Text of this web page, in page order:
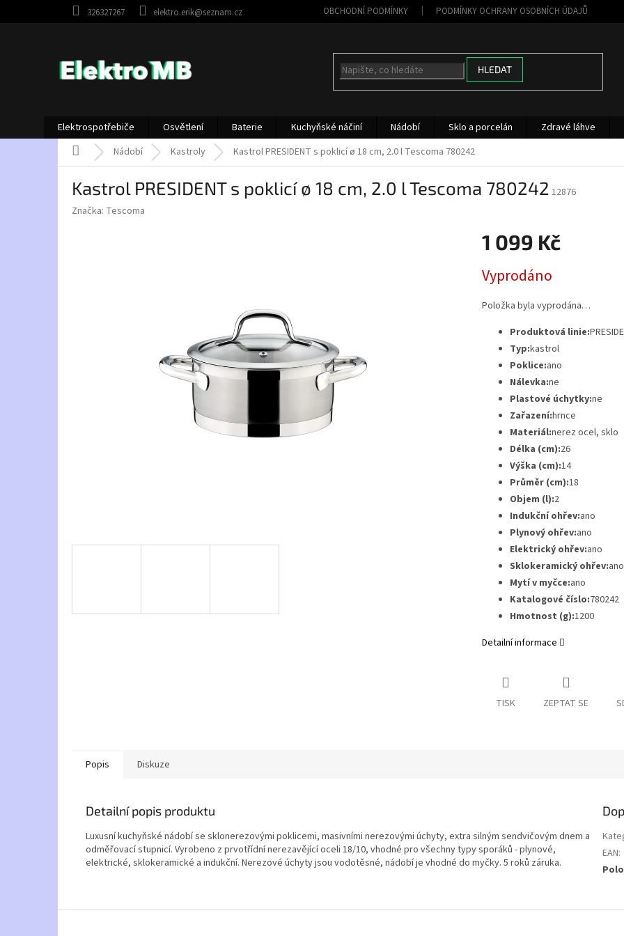
326327267 elektro.erik@seznam.cz OBCHODNÍ PODMÍNKY PODMÍNKY OCHRANY OSOBNÍCH ÚDAJŮ
HLEDAT
Elektrospotřebiče Osvětlení Baterie Kuchyňské náčiní Nádobí Sklo a porcelán
Zdravé láhve
Domů
Nádobí Kastroly Kastrol PRESIDENT s poklicí ø 18 cm, 2.0 l Tescoma 780242
Kastrol PRESIDENT s poklicí ø 18 cm, 2.0 l Tescoma 780242 12876
Značka: Tescoma
1 099 Kč
cena:
Vyprodáno
Položka byla vyprodána…
Produktová linie:
Typ:kastrol
Poklice:ano
Nálevka:ne
Plastové úchytky:ne
Zařazení:hrnce
Materiál:nerez ocel, sklo
Délka (cm):26
Výška (cm):14
Průměr (cm):18
Objem (l):2
Indukční ohřev:ano
Plynový ohřev:ano
Elektrický ohřev:ano
Sklokeramický ohřev:ano
Mytí v myčce:ano
Katalogové číslo:780242
Hmotnost (g):1200
Detailní informace
TISK ZEPTAT SE
Popis Diskuze
Detailní popis produktu
Luxusní kuchyňské nádobí se sklonerezovými poklicemi, masivními nerezovými úchyty, extra silným sendvičovým dnem a
odměřovací stupnicí. Vyrobeno z prvotřídní nerezavějící oceli 18/10, vhodné pro všechny typy sporáků - plynové,
elektrické, sklokeramické a indukční. Nerezové úchyty jsou vodotěsné, nádobí je vhodné do myčky. 5 roků záruka.
EAN: